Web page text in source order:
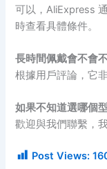
可以，AliExpress
時查看具體條件。
長時間佩戴會不會
根據用戶評論，它
如果不知道選哪個
歡迎與我們聯繫，
Post Views: